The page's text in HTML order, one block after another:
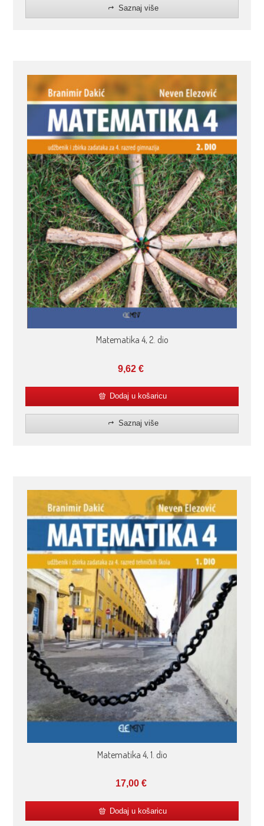
Saznaj više
Matematika 4, 2. dio
9,62€
Dodaj u košaricu
Saznaj više
Matematika 4, 1. dio
17,00 €
Dodaj u košaricu